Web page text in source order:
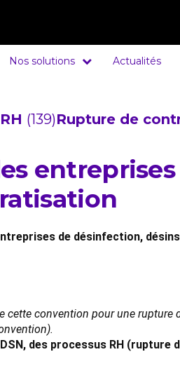
Nos solutions Actualités
RH (139)Rupture de
entreprises
de désinfection,
cette convention pour une rupture
des processus RH